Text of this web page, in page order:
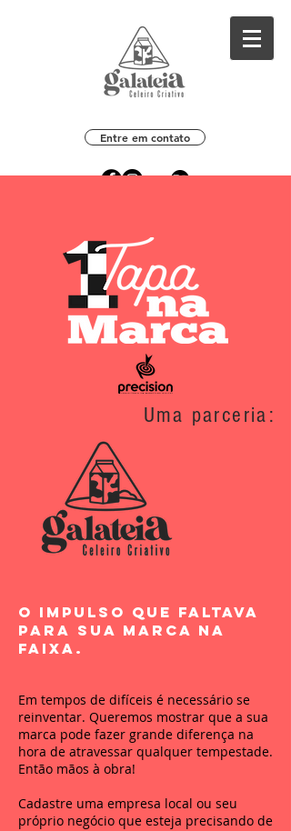
Entre em contato
Uma parceria:
O impulso que faltava
para sua marca na
faixa.
Em tempos de difíceis é necessário se
reinventar. Queremos mostrar que a sua
marca pode fazer grande diferença na
hora de atravessar qualquer tempestade.
Então mãos à obra!
Cadastre uma empresa local ou seu
próprio negócio que esteja precisando de